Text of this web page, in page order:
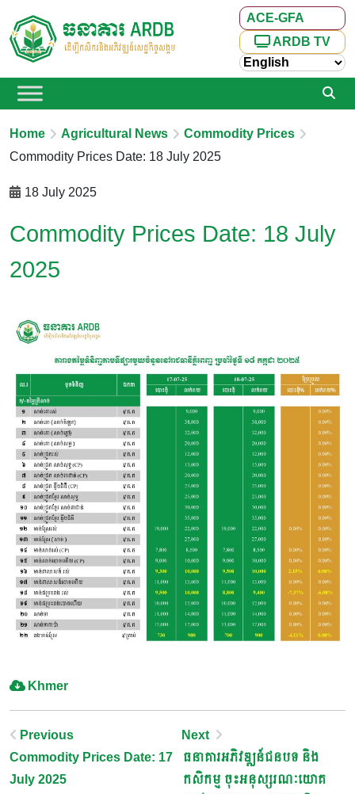
ACE-GFA
ARDB TV
Home Agricultural News
Commodity Prices
Commodity Prices Date: 18 July 2025
18 July 2025
Commodity Prices Date: 18 July
2025
Khmer
Post
Navigation
Previous
Commodity Prices Date: 17
July 2025
Next
ធនាគារអភិវឌ្ឍន៍ជនបទ និង
កសិកម្ម ចុះអនុស្សរណៈយោគ